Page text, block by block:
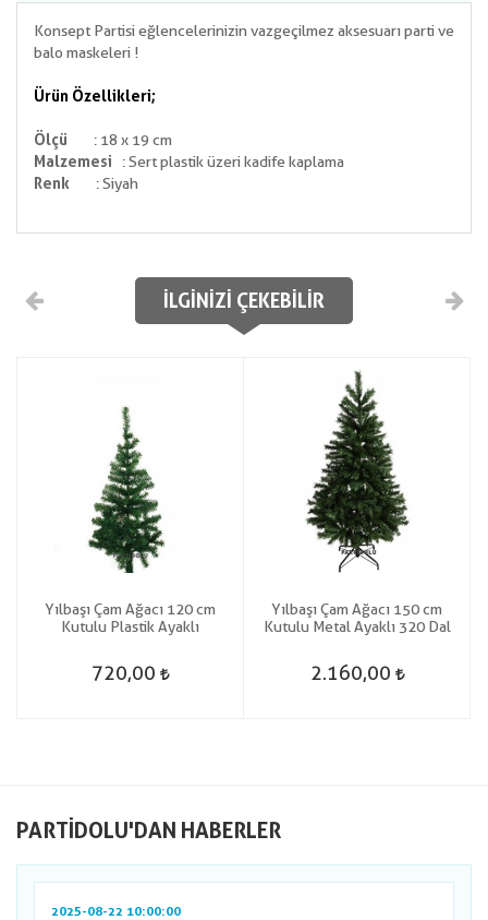
Konsept Partisi eğlencelerinizin vazgeçilmez aksesuarı parti ve
balo maskeleri !
Ürün Özellikleri;
Ölçü
: 18 x 19 cm
Malzemesi
: Sert plastik üzeri kadife kaplama
Renk
: Siyah
İLGINIZI ÇEKEBILIR
Yılbaşı Çam Ağacı 120 cm
Kutulu Plastik Ayaklı
720,00
Yılbaşı Çam Ağacı 150 cm
Kutulu Metal Ayaklı 320 Dal
2.160,00
PARTIDOLU'DAN HABERLER
2025-08-22 10:00:00